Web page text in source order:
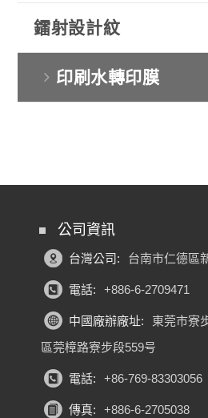
鐳射設計紋
印刷水轉印膜
公司資訊
台灣公司: 台南市仁德區
電話: +886-6-2709471
中國廠辦廠址:
東莞市寮
區莞樟路寮步段559号
電話: +86-769-83303056
傳真: +886-6-2705038